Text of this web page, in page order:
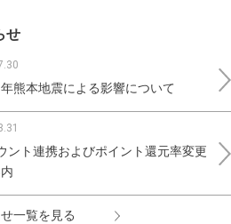
せ
熊本地震による影響について
ント連携およびポイント還元率変更
一覧を見る